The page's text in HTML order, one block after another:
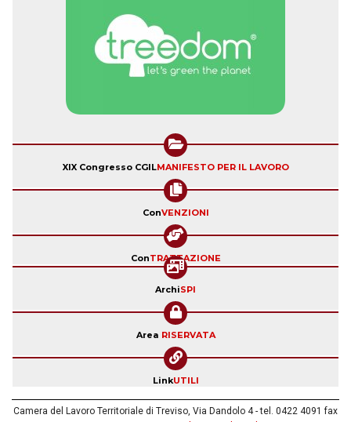
XIX Congresso CGILMANIFESTO PER IL LAVORO
ConVENZIONI
ConTRATTAZIONE
ArchiSPI
Area RISERVATA
LinkUTILI
Camera del Lavoro Territoriale di Treviso, Via Dandolo 4 - tel. 0422 4091 fax